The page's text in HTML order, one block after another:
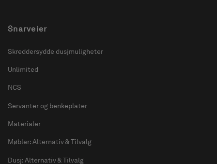
Snarveier
Skreddersydde dusjmuligheter
Unlimited
NCS
Servanter og benkeplater
Materialer
Møbler: Alternativ & Tilvalg
Dusj: Alternativ & Tilvalg